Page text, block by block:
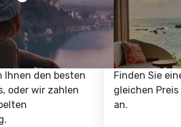
Ihnen den besten
oder wir zahlen
Finden Sie
gleichen
an.